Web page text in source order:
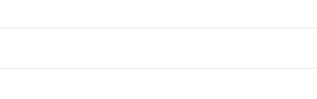
per Vacanze in Liguria
per Vacanze in Lago di Como
per Vacanze in Liguria